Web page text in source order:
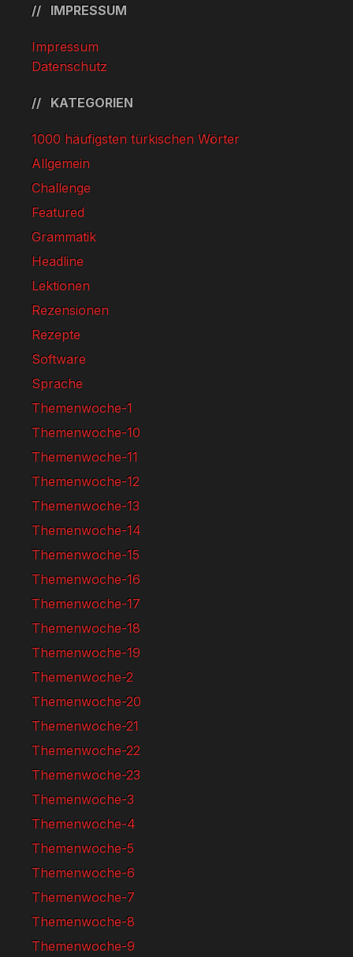
IMPRESSUM
Impressum
Datenschutz
KATEGORIEN
1000 häufigsten türkischen Wörter
Allgemein
Challenge
Featured
Grammatik
Headline
Lektionen
Rezensionen
Rezepte
Software
Sprache
Themenwoche-1
Themenwoche-10
Themenwoche-11
Themenwoche-12
Themenwoche-13
Themenwoche-14
Themenwoche-15
Themenwoche-16
Themenwoche-17
Themenwoche-18
Themenwoche-19
Themenwoche-2
Themenwoche-20
Themenwoche-21
Themenwoche-22
Themenwoche-23
Themenwoche-3
Themenwoche-4
Themenwoche-5
Themenwoche-6
Themenwoche-7
Themenwoche-8
Themenwoche-9